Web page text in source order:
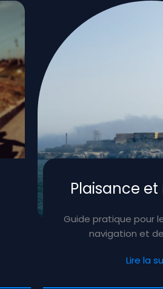
Plaisance
Guide pratique pour
navigation et
Lire la